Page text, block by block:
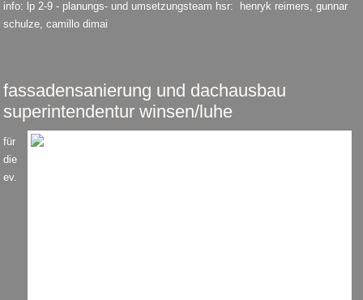
info: lp 2-9 - planungs- und umsetzungsteam hsr: henryk reimers, gunnar
schulze, camillo dimai
fassadensanierung und dachausbau
superintendentur winsen/luhe
für
die
ev.